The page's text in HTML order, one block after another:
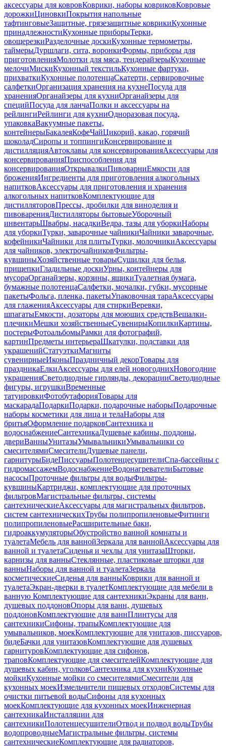
аксессуары для ковровКоврики, наборы ковриковКовровые
дорожкиЦиновкиПокрытия напольные
тафтинговыеЗащитные, грязезащитные коврикиКухонные
принадлежностиКухонные приборыТерки,
овощерезкиРазделочные доскиКухонные термометры,
таймерыДуршлаги, сита, воронкиФормы, приборы для
приготовленияМолотки для мяса, тендерайзерыКухонные
мелочиМискиКухонный текстильКухонные фартуки,
прихваткиКухонные полотенцаСкатерти, сервировочные
салфеткиОрганизация хранения на кухнеПосуда для
храненияОрганайзеры для кухниОрганайзеры для
специйПосуда для ланчаПолки и аксессуары на
рейлингиРейлинги для кухниОдноразовая посуда,
упаковкаВакуумные пакеты,
контейнерыБакалеяКофеЧайЦикорий, какао, горячий
шоколадСиропы и топпингиКонсервирование и
дистилляцияАвтоклавы для консервированияАксессуары для
консервированияПриспособления для
консервированияОткрывалкиПивоварниЕмкости для
броженияИнгредиенты для приготовления алкогольных
напитковАксессуары для приготовления и хранения
алкогольных напитковКомплектующие для
дистилляторовПрессы, дробилки для виноделия и
пивоваренияДистилляторы бытовыеУборочный
инвентарьШвабры, насадкиВедра, тазы для уборкиНаборы
для уборкиТурки, заварочные чайникиЧайники заварочные,
кофейникиЧайники для плитыТурки, молочникиАксессуары
для чайников, электрочайниковФильтры-
кувшиныХозяйственные товарыСушилки для белья,
прищепкиГладильные доскиУрны, контейнеры для
мусораОрганайзеры, корзины, ящикиТуалетная бумага,
бумажные полотенцаСалфетки, мочалки, губки, мусорные
пакетыФольга, пленка, пакетыУпаковочная тараАксессуары
для глаженияАксессуары для стиркиВеревки,
шпагатыЕмкости, дозаторы для моющих средствВешалки-
плечикиМешки хозяйственныеСувенирыКопилкиКартины,
постерыФотоальбомыРамки для фотографий,
картинПредметы интерьераШкатулки, подставки для
украшенийСтатуэткиМагниты
сувенирныеИконыПраздничный декорТовары для
праздникаЕлкиАксессуары для елей новогоднихНовогодние
украшенияСветодиодные гирлянды, декорацииСветодиодные
фигуры, игрушкиВременные
татуировкиФотобутафорияТовары для
маскарадаПодаркиПодарки, подарочные наборыПодарочные
наборы косметики для лица и телаНаборы для
бритьяОформление подарковСантехника и
водоснабжениеСантехникаДушевые кабины, поддоны,
двериВанныУнитазыУмывальникиУмывальники со
смесителямиСмесителиДушевые панели,
гарнитурыБидеПиссуарыПолотенцесушителиСпа-бассейны с
гидромассажемВодоснабжениеВодонагревателиБытовые
насосыПроточные фильтры для водыФильтры-
кувшиныКартриджи, комплектующие для проточных
фильтровМагистральные фильтры, системы
сантехническиеАксессуары для магистральных фильтров,
систем сантехническихТрубы полипропиленовыеФитинги
полипропиленовыеРасширительные баки,
гидроаккумуляторыОбустройство ванной комнаты и
туалетаМебель для ваннойЗеркала для ваннойАксессуары для
ванной и туалетаСиденья и чехлы для унитазаШторки,
карнизы для ванныСтеклянные, пластиковые шторки для
ванныНаборы для ванной и туалетаЗеркала
косметическиеСиденья для ванныКоврики для ванной и
туалетаЭкран-дверки в туалетКомплектующие для мебели в
ванную Комплектующие для сантехникиЭкраны для ванн,
душевых поддоновОпоры для ванн, душевых
поддоновКомплектующие для ваннПлинтусы для
сантехникиСифоны, трапыКомплектующие для
умывальников, моекКомплектующие для унитазов, писсуаров,
бидеБачки для унитазовКомплектующие для душевых
гарнитуровКомплектующие для сифонов,
траповКомплектующие для смесителейКомплектующие для
душевых кабин, уголковСантехника для кухниКухонные
мойкиКухонные мойки со смесителямиСмесители для
кухонных моекИзмельчители пищевых отходовСистемы для
очистки питьевой водыСифоны для кухонных
моекКомплектующие для кухонных моекИнженерная
сантехникаИнсталляции для
сантехникиПолотенцесушителиОтвод и подвод водыТрубы
водопроводныеМагистральные фильтры, системы
сантехническиеКомплектующие для радиаторов,